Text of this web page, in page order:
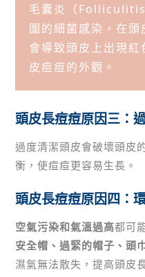
毛囊炎（Folliculitis
圍的細菌感染，在
會導致頭皮上出現
皮痘痘的外觀。
頭皮長痘痘原因三：
過度清潔頭皮會破壞頭皮
衡，使痘痘更容易生長。
頭皮長痘痘原因四：
空氣污染和氣溫過高都可
安全帽、過緊的帽子、頭
濕氣無法散失，提高頭皮